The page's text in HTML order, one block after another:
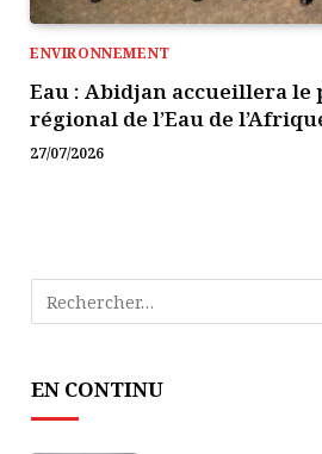
ENVIRONNEMENT
Eau : Abidjan accueillera
régional de l’Eau de
27/07/2026
EN CONTINU